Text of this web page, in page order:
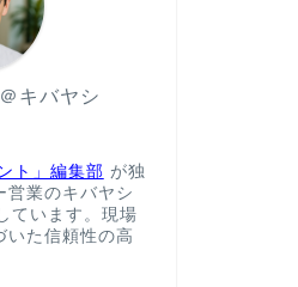
キバヤシ
ト」編集部 が独
営業のキバヤシ
ています。現場
いた信頼性の高